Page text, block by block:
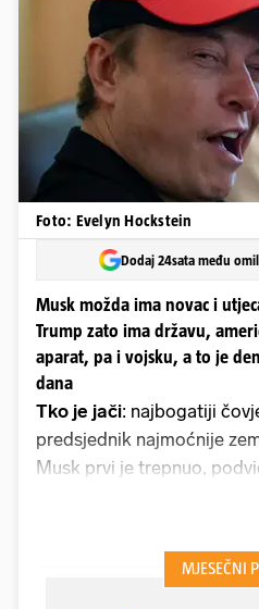
Foto: Evelyn Hockstein
Dodaj 24sata među
Musk možda ima novac i
Trump zato ima državu,
aparat, pa i vojsku, a to je
dana
Tko je jači: najbogatiji
predsjednik najmoćnije
Musk prvi je trepnuo,
bez njega ne bi pobijedio
se nalazi u dosjeima